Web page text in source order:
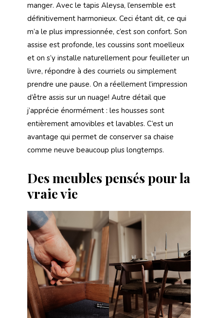
manger. Avec le tapis Aleysa, l’ensemble est
définitivement harmonieux. Ceci étant dit, ce qui
m’a le plus impressionnée, c’est son confort. Son
assise est profonde, les coussins sont moelleux
et on s’y installe naturellement pour feuilleter un
livre, répondre à des courriels ou simplement
prendre une pause. On a réellement l’impression
d’être assis sur un nuage! Autre détail que
j’apprécie énormément : les housses sont
entièrement amovibles et lavables. C’est un
avantage qui permet de conserver sa chaise
comme neuve beaucoup plus longtemps.
Des meubles pensés pour la
vraie vie